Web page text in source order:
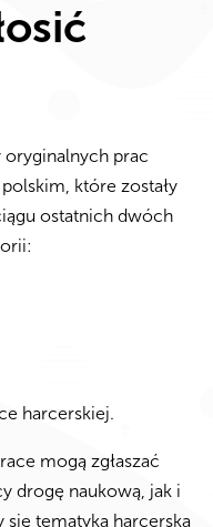
oryginalnych prac
które zostały
ostatnich dwóch
harcerskiej.
mogą zgłaszać
drogę naukową, jak i
tematyką harcerską